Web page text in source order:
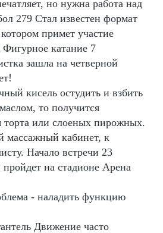
но нужна работа над
279 Стал известен формат
примет участие
катание 7
зашла на четверной
кисель остудить и взбить
то получится
торта или слоеных пирожных.
массажный кабинет, к
Начало встречи 23
пройдет на стадионе Арена
- наладить функцию
Движение часто